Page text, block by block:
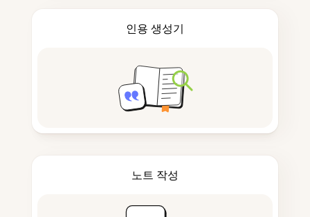
인용 생성기
노트 작성